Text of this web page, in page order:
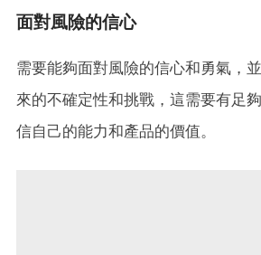
面對風險的信心
需要能夠面對風險的信心和勇氣，
來的不確定性和挑戰，這需要有足
信自己的能力和產品的價值。